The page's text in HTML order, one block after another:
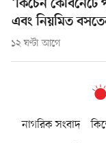
‘কিচেন
এবং নিয়মিত
১২ ঘণ্টা আগে
নাগরিক সংবাদ